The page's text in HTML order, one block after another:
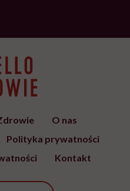
O nas
Polityka prywatności
Kontakt